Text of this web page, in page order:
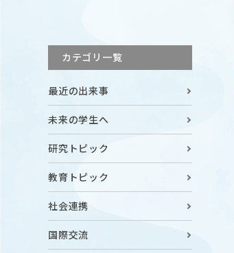
サイトマップ
お問い合わせ
ニュース◎
X
YouTube
カテゴリ一覧
最近の出来事
未来の学生へ
研究トピック
教育トピック
社会連携
国際交流